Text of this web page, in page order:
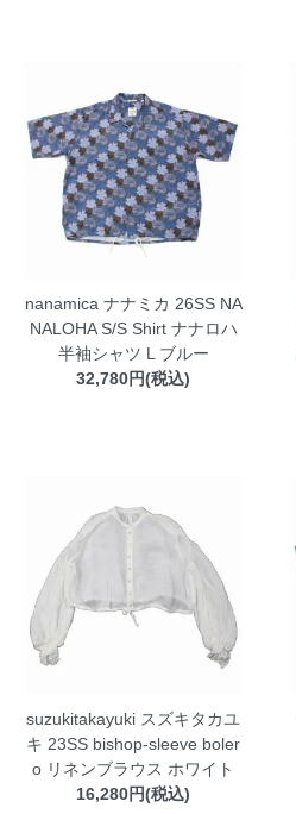
nanamica ナナミカ 26SS NA
NALOHA S/S Shirt ナナロハ
半袖シャツ L ブルー
32,780円(税込)
suzukitakayuki スズキタカユ
キ 23SS bishop-sleeve boler
o リネンブラウス ホワイト
16,280円(税込)